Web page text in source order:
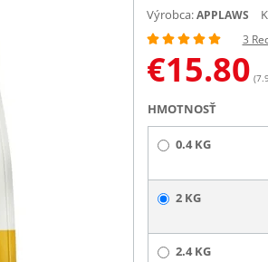
Výrobca: APPLAWS
3
€15.80
HMOTNOSŤ
0.4 KG
2 KG
2.4 KG